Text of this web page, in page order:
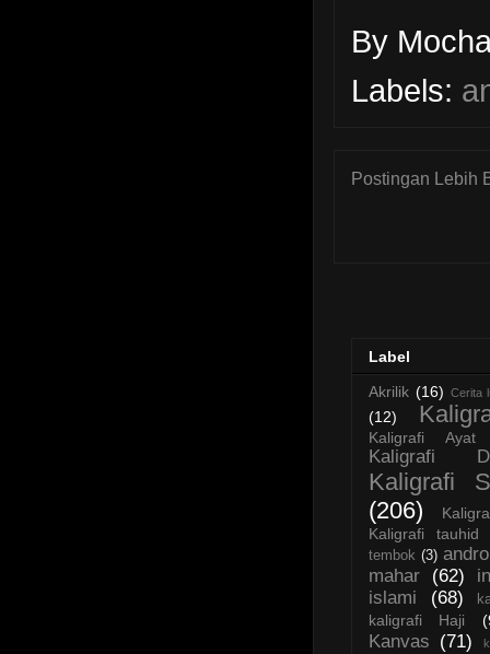
By
Labels:
Postingan Lebih
Label
Akrilik (16) Cerita
(12)
Kaligrafi Ayat
Kaligrafi
Kaligrafi
(206)
Kaligrafi tauhid
tembok (3)
mahar
(62)
islami
(68)
kaligrafi Haji
Kanvas (71)